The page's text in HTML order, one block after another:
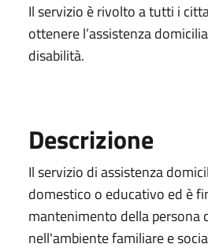
Il servizio è rivolto a tutti i
ottenere l’assistenza
disabilità.
Descrizione
Il servizio di assistenza
domestico o educativo ed è
mantenimento della persona
nell'ambiente familiare e